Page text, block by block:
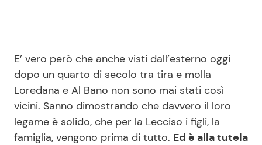
E’ vero però che anche visti dall’esterno oggi
dopo un quarto di secolo tra tira e molla
Loredana e Al Bano non sono mai stati così
vicini. Sanno dimostrando che davvero il loro
legame è solido, che per la Lecciso i figli, la
famiglia, vengono prima di tutto. Ed è alla tutela